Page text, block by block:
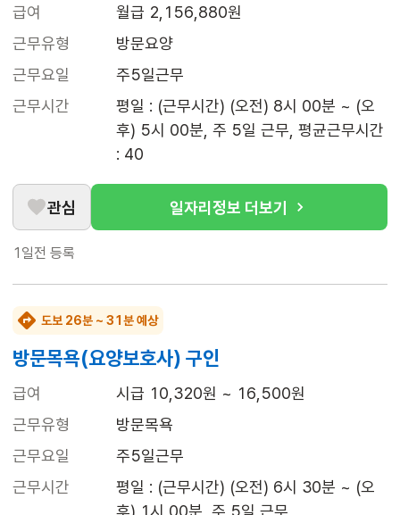
급여
월급 2,156,880원
근무유형
방문요양
근무요일
주5일근무
근무시간
평일 : (근무시간) (오전) 8시 00분 ~ (오
후) 5시 00분, 주 5일 근무, 평균근무시간
: 40
관심 일자리정보 더보기
1일전 등록
도보 26분 ~ 31분 예상
방문목욕(요양보호사) 구인
급여
시급 10,320원 ~ 16,500원
근무유형
방문목욕
근무요일
주5일근무
근무시간
평일 : (근무시간) (오전) 6시 30분 ~ (오
후) 1시 00분, 주 5일 근무